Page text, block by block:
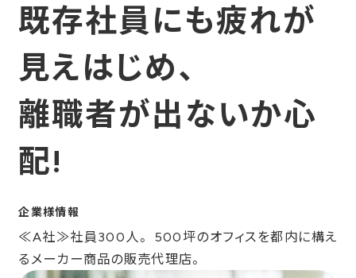
内装・通信・設備工事
オフィス物件選定支援
サブスクサービス
専門施設ソリューション
アスクル購買ソリューション
会社概要
経営理念
沿革
代表ご挨拶
サテライトオフィスの
既存社員にも疲れが
見えはじめ、
離職者が出ないか心
配!
企業様情報
≪A社≫社員300人。 500坪のオフィスを都内に構え
るメーカー商品の販売代理店。